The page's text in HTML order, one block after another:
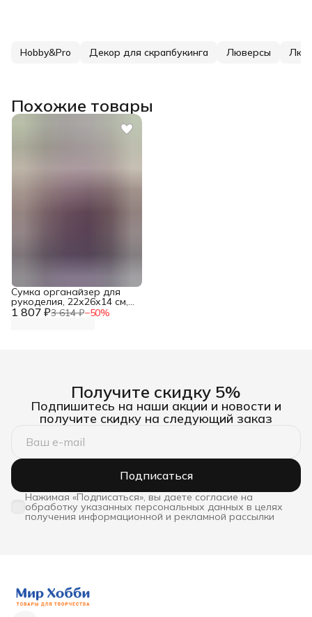
Hobby&Pro Декор для скрапбукинга Люверсы
Похожие товары
1 807 ₽3 614 ₽−50%
Сумка органайзер для
рукоделия, 22х26х14 см,
Hobby&Pro
Получите скидку 5%
Подпишитесь на наши акции и новости и
получите скидку на следующий заказ
Подписаться
Нажимая «Подписаться», вы даете согласие на
обработку указанных персональных данных в целях
получения информационной и рекламной рассылки